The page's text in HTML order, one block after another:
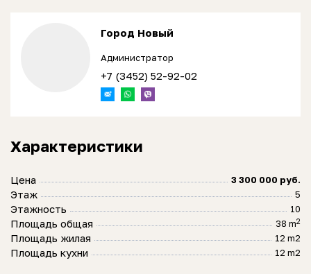
Город Новый
Администратор
+7 (3452) 52-92-02
Характеристики
Цена 3 300 000 руб.
Этаж 5
Этажность 10
Площадь общая 38 m2
Площадь жилая 12 m2
Площадь кухни 12 m2